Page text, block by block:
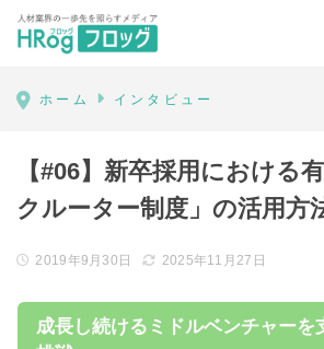
HRog | 人材業界の一歩先
ホーム インタビュー
【#06】新卒採用における
クルーター制度」の活用方
2019年9月30日 2025年11月27日
成長し続けるミドルベンチャーを